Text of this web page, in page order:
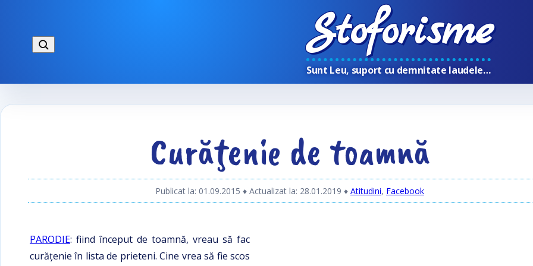
Stoforisme
Sunt Leu, suport cu demnitate laudele…
Curăţenie de toamnă
Publicat la: 01.09.2015 ♦ Actualizat la: 28.01.2019 ♦ Atitudini, Facebook
PARODIE: fiind început de toamnă, vreau să fac
curățenie în lista de prieteni. Cine vrea să fie scos